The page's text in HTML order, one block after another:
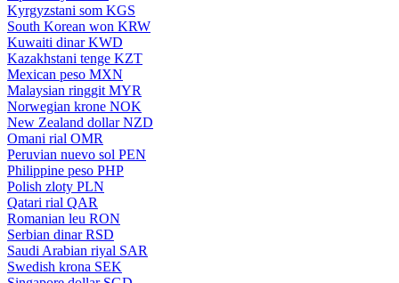
Kyrgyzstani som KGS
South Korean won KRW
Kuwaiti dinar KWD
Kazakhstani tenge KZT
Mexican peso MXN
Malaysian ringgit MYR
Norwegian krone NOK
New Zealand dollar NZD
Omani rial OMR
Peruvian nuevo sol PEN
Philippine peso PHP
Polish zloty PLN
Qatari rial QAR
Romanian leu RON
Serbian dinar RSD
Saudi Arabian riyal SAR
Swedish krona SEK